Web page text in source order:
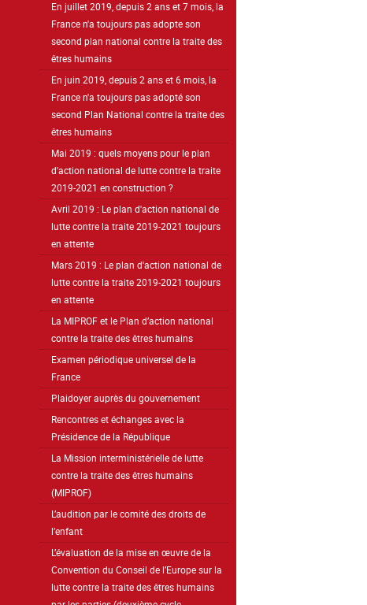
En juillet 2019, depuis 2 ans et 7 mois, la
France n'a toujours pas adopte son
second plan national contre la traite des
êtres humains
En juin 2019, depuis 2 ans et 6 mois, la
France n'a toujours pas adopté son
second Plan National contre la traite des
êtres humains
Mai 2019 : quels moyens pour le plan
d'action national de lutte contre la traite
2019-2021 en construction ?
Avril 2019 : Le plan d'action national de
lutte contre la traite 2019-2021 toujours
en attente
Mars 2019 : Le plan d'action national de
lutte contre la traite 2019-2021 toujours
en attente
La MIPROF et le Plan d’action national
contre la traite des êtres humains
Examen périodique universel de la
France
Plaidoyer auprès du gouvernement
Rencontres et échanges avec la
Présidence de la République
La Mission interministérielle de lutte
contre la traite des êtres humains
(MIPROF)
L’audition par le comité des droits de
l’enfant
L’évaluation de la mise en œuvre de la
Convention du Conseil de l’Europe sur la
lutte contre la traite des êtres humains